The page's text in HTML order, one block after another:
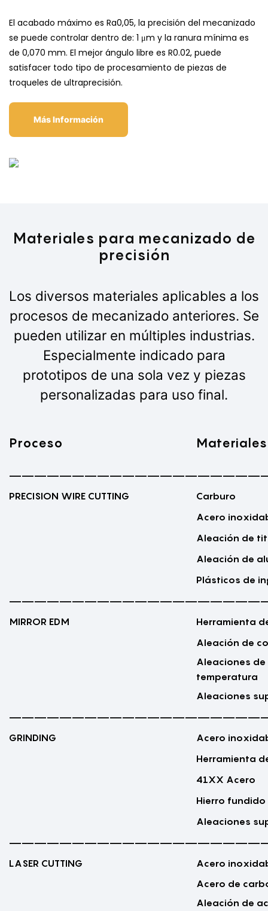
El acabado máximo es Ra0,05, la precisión del mecanizado
se puede controlar dentro de: 1 μm y la ranura mínima es
de 0,070 mm. El mejor ángulo libre es R0.02, puede
satisfacer todo tipo de procesamiento de piezas de
troqueles de ultraprecisión.
Más Información
Materiales para mecanizado de
precisión
Los diversos materiales aplicables a los
procesos de mecanizado anteriores. Se
pueden utilizar en múltiples industrias.
Especialmente indicado para
prototipos de una sola vez y piezas
personalizadas para uso final.
Proceso Materiales
PRECISION WIRE CUTTING
Carburo
Acero
Aleación de
Aleación de
Plásticos de
MIRROR EDM
Herramienta
Aleación de
Aleaciones
temperatura
Aleaciones
GRINDING
Acero
Herramienta
41XX Acero
Hierro fundido
Aleaciones
LASER CUTTING
Acero
Acero de
Aleación de